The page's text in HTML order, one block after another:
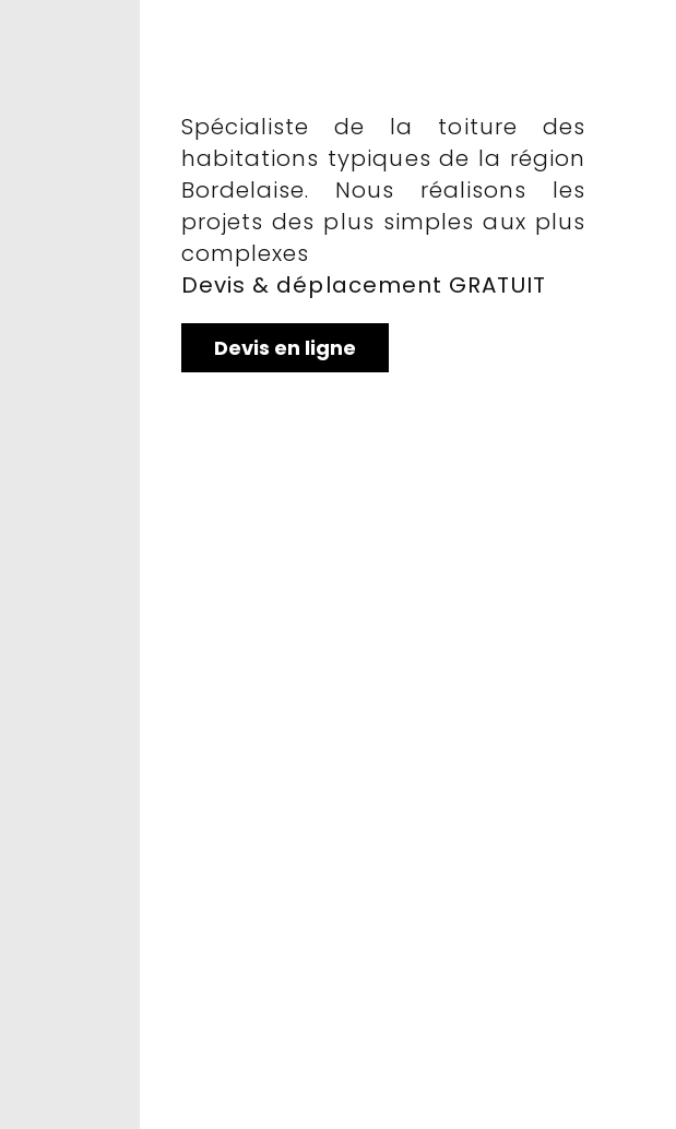
Spécialiste de la toiture des
habitations typiques de la région
Bordelaise. Nous réalisons les
projets des plus simples aux plus
complexes
Devis & déplacement GRATUIT
Devis en ligne